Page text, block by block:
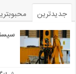
جدیدترین